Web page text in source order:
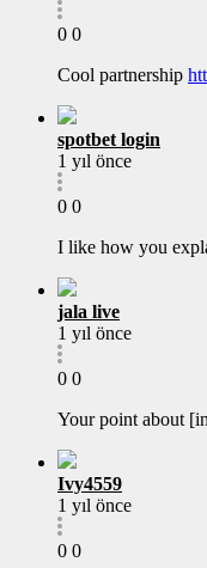
0 0
Cool partnership
spotbet login
1 yıl önce
0 0
I like how you
jala live
1 yıl önce
0 0
Your point about
Ivy4559
1 yıl önce
0 0